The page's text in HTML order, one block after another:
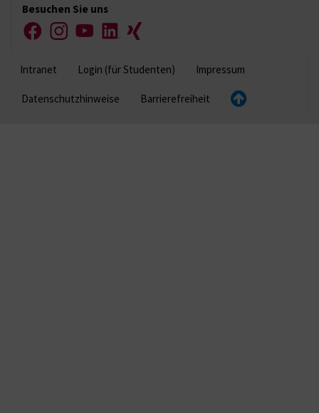
Besuchen Sie uns
FacebookInstagramYouTubeLinkedIn
Xing
Intranet Login (für Studenten) Impressum
Datenschutzhinweise Barrierefreiheit